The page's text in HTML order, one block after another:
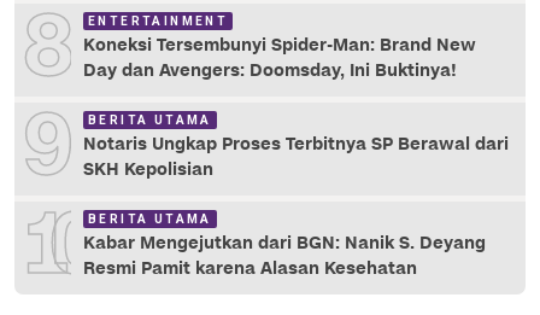
8 ENTERTAINMENT
Koneksi Tersembunyi Spider-Man: Brand New
Day dan Avengers: Doomsday, Ini Buktinya!
9 BERITA UTAMA
Notaris Ungkap Proses Terbitnya SP Berawal dari
SKH Kepolisian
10 BERITA UTAMA
Kabar Mengejutkan dari BGN: Nanik S. Deyang
Resmi Pamit karena Alasan Kesehatan